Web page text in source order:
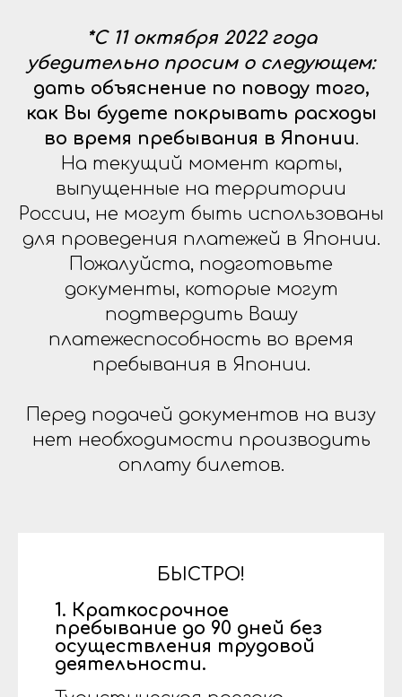
*С 11 октября 2022 года
убедительно просим о следующем:
дать объяснение по поводу того,
как Вы будете покрывать расходы
во время пребывания в Японии.
На текущий момент карты,
выпущенные на территории
России, не могут быть использованы
для проведения платежей в Японии.
Пожалуйста, подготовьте
документы, которые могут
подтвердить Вашу
платежеспособность во время
пребывания в Японии.
Перед подачей документов на визу
нет необходимости производить
оплату билетов.
БЫСТРО!
1. Краткосрочное
пребывание до 90 дней без
осуществления трудовой
деятельности.